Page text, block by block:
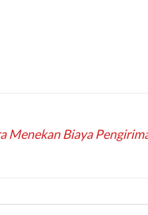
Menekan Biaya